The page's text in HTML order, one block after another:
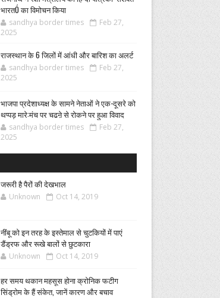
भारतÓ का विमोचन किया
sandhya border times
Feb 27,
2025
राजस्थान के 6 जिलों में आंधी और बारिश का अलर्ट
sandhya border times
Feb 27,
2025
भाजपा प्रदेशाध्यक्ष के सामने नेताओं ने एक-दूसरे को
थप्पड़ मारे:मंच पर चढऩे से रोकने पर हुआ विवाद
sandhya border times
Feb 27,
2025
जरूरी है पैरों की देखभाल
Unknown Oct 14, 2019
नींबू को इन तरह के इस्तेमाल से चुटकियों में पाएं
डैंड्रफ और रूखे बालों से छुटकारा
Unknown Oct 14, 2019
हर समय थकान महसूस होना क्रोनिक फटीग
सिंड्रोम के हैं संकेत, जानें कारण और बचाव